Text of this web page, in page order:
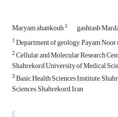
Maryam ahankoub1 gashtasb
1Department of geology, Payam
2Cellular and Molecular Research
Shahrekord University of Medical
3Basic Health Sciences Institute,
Sciences, Shahrekord, Iran